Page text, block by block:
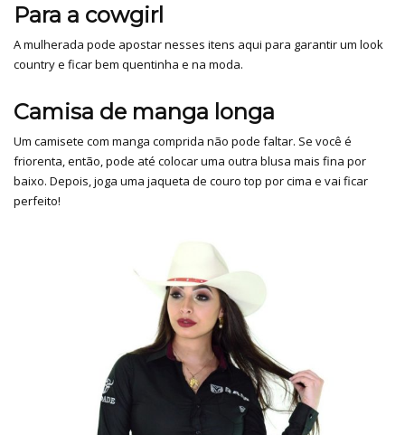
Para a cowgirl
A mulherada pode apostar nesses itens aqui para garantir um look
country e ficar bem quentinha e na moda.
Camisa de manga longa
Um camisete com manga comprida não pode faltar. Se você é
friorenta, então, pode até colocar uma outra blusa mais fina por
baixo. Depois, joga uma jaqueta de couro top por cima e vai ficar
perfeito!